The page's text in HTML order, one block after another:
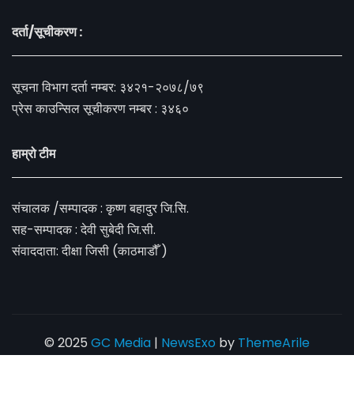
दर्ता/सूचीकरण :
सूचना विभाग दर्ता नम्बर: ३४२१-२०७८/७९
प्रेस काउन्सिल सूचीकरण नम्बर : ३४६०
हाम्रो टीम
संचालक /सम्पादक : कृष्ण बहादुर जि.सि.
सह-सम्पादक : देवी सुबेदी जि.सी.
संवाददाता: दीक्षा जिसी (काठमाडौँ )
© 2025 GC Media | NewsExo by ThemeArile